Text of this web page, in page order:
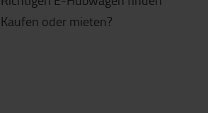
Kaufen oder mieten?